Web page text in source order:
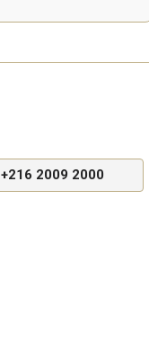
+216 2009 2000